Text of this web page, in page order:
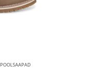
POOLSAAPAD